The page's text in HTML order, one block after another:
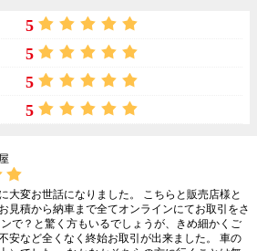
5
5
5
5
大変お世話になりました。 こちらと販売店様と
見積から納車まで全てオンラインにてお取引をさ
で？と驚く方もいるでしょうが、きめ細かくご
安など全くなく終始お取引が出来ました。 車の